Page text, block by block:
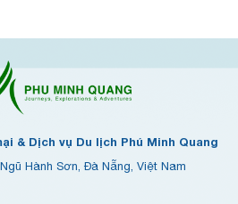
& Dịch vụ Du lịch Phú Minh Quang
Hành Sơn, Đà Nẵng, Việt Nam